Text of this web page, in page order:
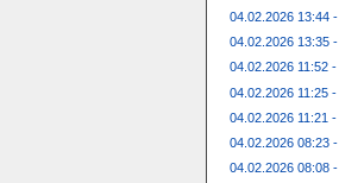
04.02.2026 13:44 -
04.02.2026 13:35 -
04.02.2026 11:52 -
04.02.2026 11:25 -
04.02.2026 11:21 -
04.02.2026 08:23 -
04.02.2026 08:08 -